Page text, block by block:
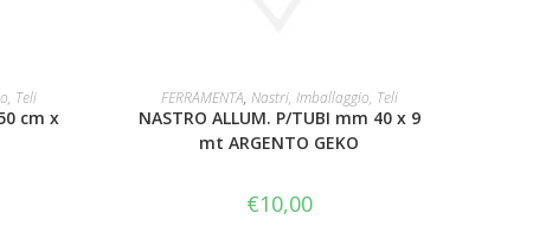
Teli
cm x
AGGIUNGI AL CARRELLO
FERRAMENTA, Nastri, Imballaggio, Teli
NASTRO ALLUM. P/TUBI mm 40 x 9
mt ARGENTO GEKO
€10,00